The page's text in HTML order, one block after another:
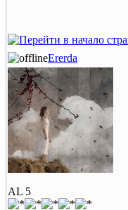
Ererda
AL 5